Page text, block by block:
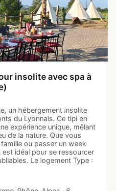
insolite avec spa à
un hébergement insolite
du Lyonnais. Ce tipi en
expérience unique, mêlant
de la nature. Que vous
ou passer un week-
idéal pour se ressourcer
Le logement Type :